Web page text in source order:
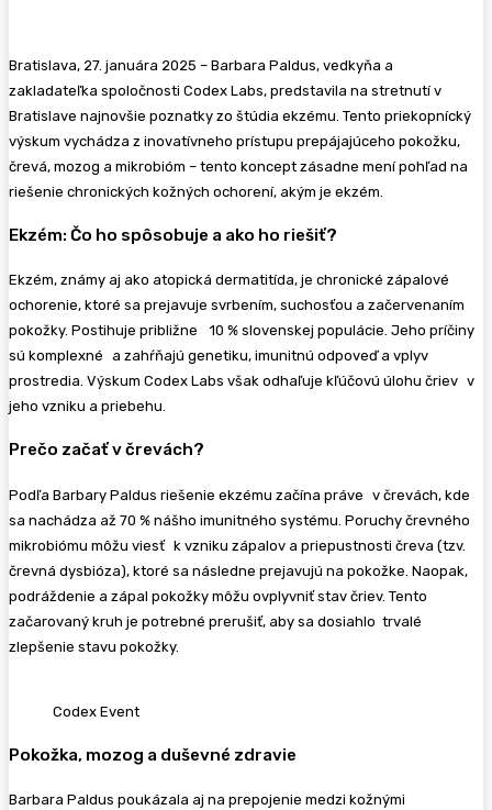
Bratislava, 27. januára 2025 – Barbara Paldus, vedkyňa a
zakladateľka spoločnosti Codex Labs, predstavila na stretnutí v
Bratislave najnovšie poznatky zo štúdia ekzému. Tento priekopnícký
výskum vychádza z inovatívneho prístupu prepájajúceho pokožku,
črevá, mozog a mikrobióm – tento koncept zásadne mení pohľad na
riešenie chronických kožných ochorení, akým je ekzém.
Ekzém: Čo ho spôsobuje a ako ho riešiť?
Ekzém, známy aj ako atopická dermatitída, je chronické zápalové
ochorenie, ktoré sa prejavuje svrbením, suchosťou a začervenaním
pokožky. Postihuje približne 10 % slovenskej populácie. Jeho príčiny
sú komplexné a zahŕňajú genetiku, imunitnú odpoveď a vplyv
prostredia. Výskum Codex Labs však odhaľuje kľúčovú úlohu čriev v
jeho vzniku a priebehu.
Prečo začať v črevách?
Podľa Barbary Paldus riešenie ekzému začína práve v črevách, kde
sa nachádza až 70 % nášho imunitného systému. Poruchy črevného
mikrobiómu môžu viesť k vzniku zápalov a priepustnosti čreva (tzv.
črevná dysbióza), ktoré sa následne prejavujú na pokožke. Naopak,
podráždenie a zápal pokožky môžu ovplyvniť stav čriev. Tento
začarovaný kruh je potrebné prerušiť, aby sa dosiahlo trvalé
zlepšenie stavu pokožky.
Codex Event
Pokožka, mozog a duševné zdravie
Barbara Paldus poukázala aj na prepojenie medzi kožnými